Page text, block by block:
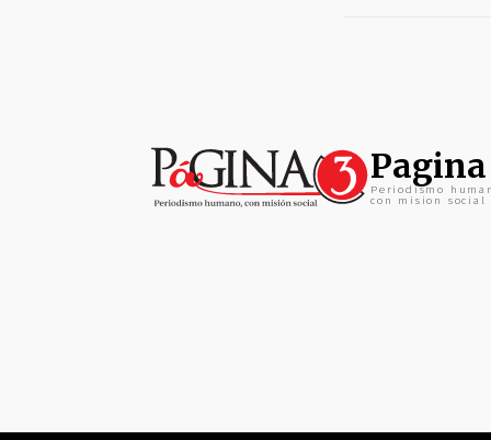
Periodismo
con mision social